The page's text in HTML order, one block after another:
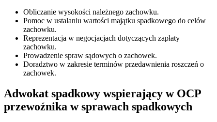
Obliczanie wysokości należnego zachowku.
Pomoc w ustalaniu wartości majątku spadkowego do celów
zachowku.
Reprezentacja w negocjacjach dotyczących zapłaty
zachowku.
Prowadzenie spraw sądowych o zachowek.
Doradztwo w zakresie terminów przedawnienia roszczeń o
zachowek.
Adwokat spadkowy wspierający w OCP
przewoźnika w sprawach spadkowych